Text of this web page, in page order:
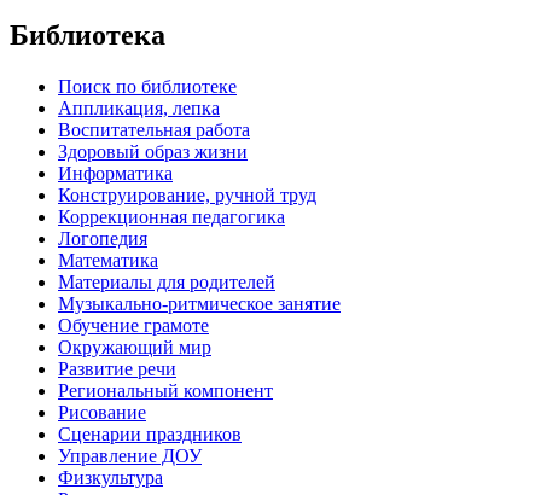
Библиотека
Поиск по библиотеке
Аппликация, лепка
Воспитательная работа
Здоровый образ жизни
Информатика
Конструирование, ручной труд
Коррекционная педагогика
Логопедия
Математика
Материалы для родителей
Музыкально-ритмическое занятие
Обучение грамоте
Окружающий мир
Развитие речи
Региональный компонент
Рисование
Сценарии праздников
Управление ДОУ
Физкультура